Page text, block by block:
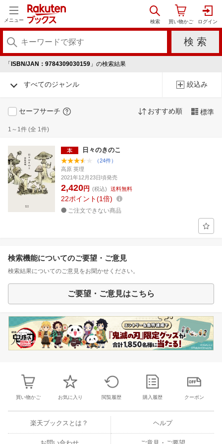
メニュー
「 ISBN/JAN：9784309030159 」の検索結果
すべてのジャンル 絞込み
セーフサーチ おすすめ順 標準
1～1件 (全 1件)
日々のきのこ
（24件）
高原 英理
2021年12月23日頃発売
2,420円 (税込) 送料無料
22ポイント 1倍
ご注文できない商品
検索機能についてのご要望・ご意見
検索結果についてのご意見をお聞かせください。
ご要望・ご意見はこちら
買い物かご お気に入り 閲覧履歴 購入履歴 クーポン
楽天ブックスとは？ ヘルプ